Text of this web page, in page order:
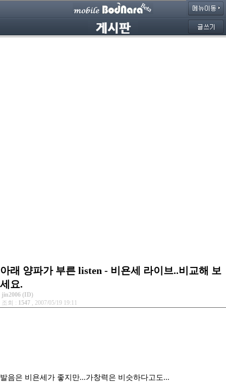
아래 양파가 부른 listen - 비욘세 라이브..비교해 보
세요.
jin2006 (ID)
조회 : 1547 , 2007/05/19 19:11
발음은 비욘세가 좋지만...가창력은 비슷하다고도...